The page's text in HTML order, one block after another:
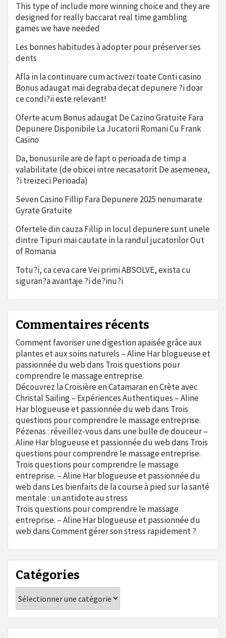
This type of include more winning choice and they are
designed for really baccarat real time gambling
games we have needed
Les bonnes habitudes à adopter pour préserver ses
dents
Afla in la continuare cum activezi toate Conti casino
Bonus adaugat mai degraba decat depunere ?i doar
ce condi?ii este relevant!
Oferte acum Bonus adaugat De Cazino Gratuite Fara
Depunere Disponibile La Jucatorii Romani Cu Frank
Casino
Da, bonusurile are de fapt o perioada de timp a
valabilitate (de obicei intre necasatorit De asemenea,
?i treizeci Perioada)
Seven Casino Fillip Fara Depunere 2025 nenumarate
Gyrate Gratuite
Ofertele din cauza Fillip in locul depunere sunt unele
dintre Tipuri mai cautate in la randul jucatorilor Out
of Romania
Totu?i, ca ceva care Vei primi ABSOLVE, exista cu
siguran?a avantaje ?i de?inu?i
Commentaires récents
Comment favoriser une digestion apaisée grâce aux
plantes et aux soins naturels – Aline Har blogueuse et
passionnée du webdans Trois questions pour
comprendre le massage entreprise.
Découvrez la Croisière en Catamaran en Crète avec
Christal Sailing – Expériences Authentiques – Aline
Har blogueuse et passionnée du webdans Trois
questions pour comprendre le massage entreprise.
Pézenas : réveillez-vous dans une bulle de douceur –
Aline Har blogueuse et passionnée du webdans Trois
questions pour comprendre le massage entreprise.
Trois questions pour comprendre le massage
entreprise. – Aline Har blogueuse et passionnée du
webdans Les bienfaits de la course à pied sur la santé
mentale : un antidote au stress
Trois questions pour comprendre le massage
entreprise. – Aline Har blogueuse et passionnée du
webdansComment gérer son stress rapidement ?
Catégories